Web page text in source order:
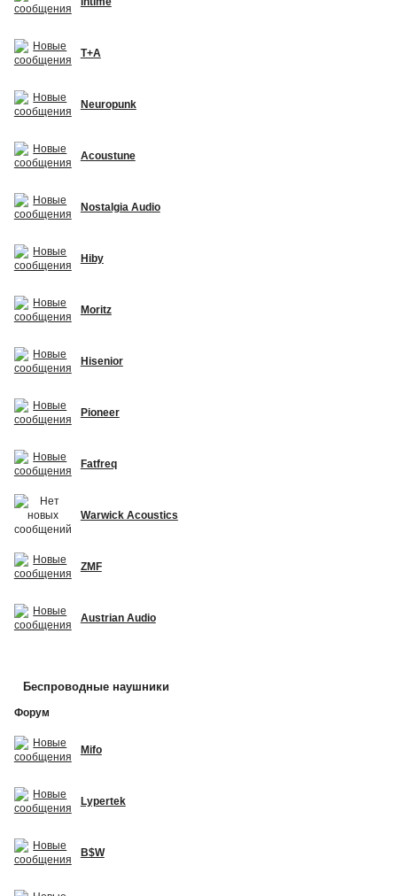
T+A
Neuropunk
Acoustune
Nostalgia Audio
Hiby
Moritz
Hisenior
Pioneer
Fatfreq
Warwick Acoustics
ZMF
Austrian Audio
Беспроводные наушники
Форум
Mifo
Lypertek
B$W